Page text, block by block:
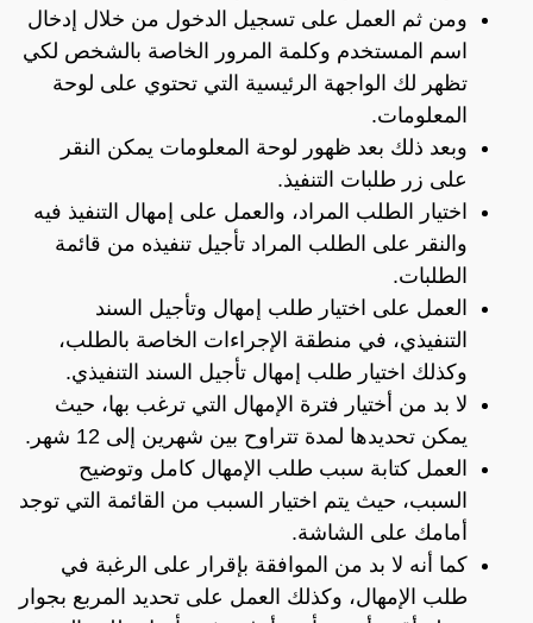
ومن ثم العمل على تسجيل الدخول من خلال إدخال
اسم المستخدم وكلمة المرور الخاصة بالشخص لكي
تظهر لك الواجهة الرئيسية التي تحتوي على لوحة
المعلومات.
وبعد ذلك بعد ظهور لوحة المعلومات يمكن النقر
على زر طلبات التنفيذ.
اختيار الطلب المراد، والعمل على إمهال التنفيذ فيه
والنقر على الطلب المراد تأجيل تنفيذه من قائمة
الطلبات.
العمل على اختيار طلب إمهال وتأجيل السند
التنفيذي، في منطقة الإجراءات الخاصة بالطلب،
وكذلك اختيار طلب إمهال تأجيل السند التنفيذي.
لا بد من أختيار فترة الإمهال التي ترغب بها، حيث
يمكن تحديدها لمدة تتراوح بين شهرين إلى 12 شهر.
العمل كتابة سبب طلب الإمهال كامل وتوضيح
السبب، حيث يتم اختيار السبب من القائمة التي توجد
أمامك على الشاشة.
كما أنه لا بد من الموافقة بإقرار على الرغبة في
طلب الإمهال، وكذلك العمل على تحديد المربع بجوار